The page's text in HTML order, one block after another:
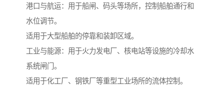
港口与航运：用于船闸、码头等场所，控制船舶通行和
水位调节。
适用于大型船舶的停靠和装卸区域。
工业与能源：用于火力发电厂、核电站等设施的冷却水
系统闸门。
适用于化工厂、钢铁厂等重型工业场所的流体控制。